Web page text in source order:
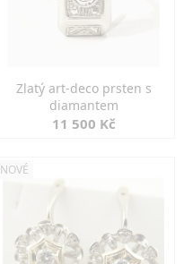
Zlatý art-deco prsten s
diamantem
11 500 Kč
NOVÉ